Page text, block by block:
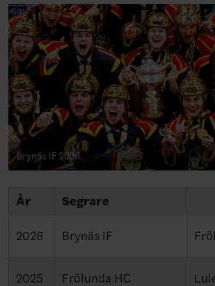
Brynäs IF 2026.
År Segrare
2026 Brynäs IF
2025 Frölunda HC